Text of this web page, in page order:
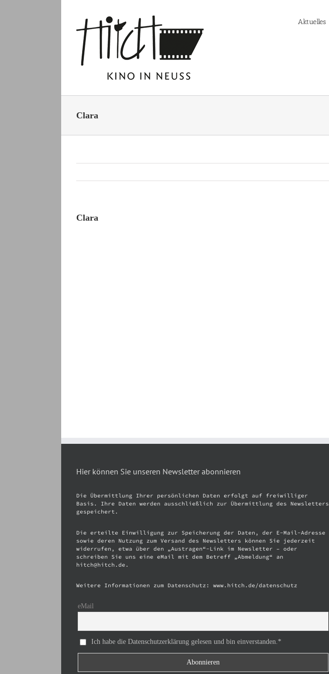
Aktuelles
Clara
Clara
Hier können Sie unseren Newsletter abonnieren
Die Übermittlung Ihrer persönlichen Daten erfolgt auf freiwilliger
Basis. Ihre Daten werden ausschließlich zur Übermittlung des Newsletters
gespeichert.
Die erteilte Einwilligung zur Speicherung der Daten, der E-Mail-Adresse
sowie deren Nutzung zum Versand des Newsletters können Sie jederzeit
widerrufen, etwa über den „Austragen“-Link im Newsletter – oder
schreiben Sie uns eine eMail mit dem Betreff „Abmeldung“ an
hitch@hitch.de.
Weitere Informationen zum Datenschutz: www.hitch.de/datenschutz
eMail
Ich habe die Datenschutzerklärung gelesen und bin einverstanden.*